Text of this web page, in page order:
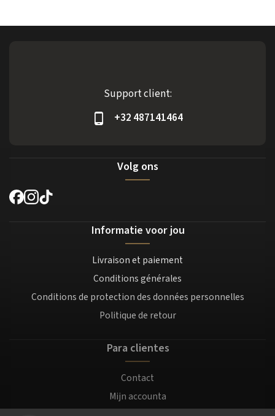
Support client:
+32 487141464
Volg ons
Informatie voor jou
Livraison et paiement
Conditions générales
Conditions de protection des données personnelles
Politique de retour
Para clientes
Contact
Mijn accounta